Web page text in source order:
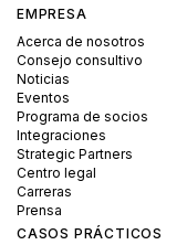
EMPRESA
Acerca de nosotros
Consejo consultivo
Noticias
Eventos
Programa de socios
Integraciones
Strategic Partners
Centro legal
Carreras
Prensa
CASOS PRÁCTICOS